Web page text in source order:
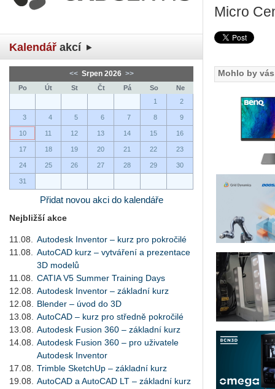
Kalendář akcí
<< Srpen 2026 >>
Po Út St Čt Pá So
Ne
1
2
3 4 5 6 7 8 9
10 11 12 13 14 15 16
17 18 19 20 21 22 23
24 25 26 27 28 29 30
31
Přidat novou akci do kalendáře
Nejbližší akce
11.08.
Autodesk Inventor – kurz pro pokročilé
11.08.
AutoCAD kurz – vytváření a prezentace
3D modelů
11.08.
CATIA V5 Summer Training Days
12.08.
Autodesk Inventor – základní kurz
12.08.
Blender – úvod do 3D
13.08.
AutoCAD – kurz pro středně pokročilé
13.08.
Autodesk Fusion 360 – základní kurz
14.08.
Autodesk Fusion 360 – pro uživatele
Autodesk Inventor
17.08.
Trimble SketchUp – základní kurz
19.08.
AutoCAD a AutoCAD LT – základní kurz
Micro
Mohlo by